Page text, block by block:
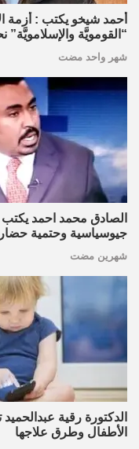
أحمد شيخو يكتب : أزمة
“القومويَّة
شهر واحد مضت
الصادق محمد احمد
جيوسياسية وحتمية
شهرين مضت
الدكتورة رقية
الأطفال وطرق علاجها